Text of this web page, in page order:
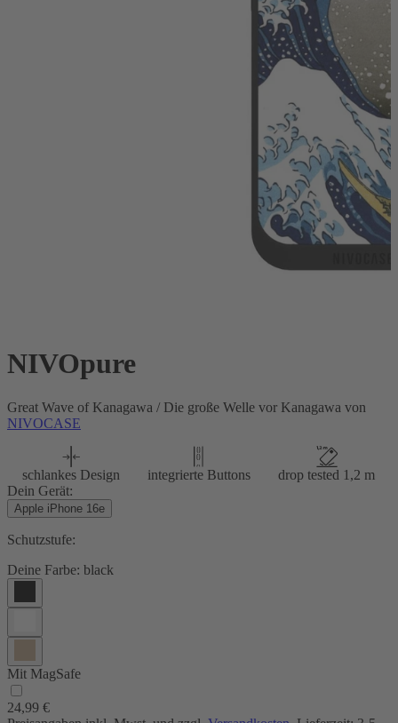
NIVOpure
Great Wave of Kanagawa / Die große Welle vor Kanagawa von
NIVOCASE
schlankes Design integrierte Buttons
drop tested 1,2 m
Dein Gerät:
Apple iPhone 16e
Schutzstufe:
Deine Farbe: black
Mit MagSafe
24,99 €